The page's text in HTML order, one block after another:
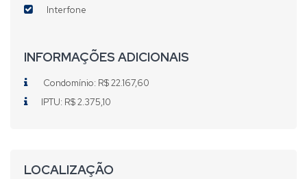
Interfone
INFORMAÇÕES ADICIONAIS
Condomínio: R$ 22.167,60
IPTU: R$ 2.375,10
LOCALIZAÇÃO